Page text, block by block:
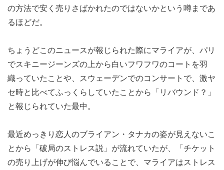
の方法で安く売りさばかれたのではないかという噂まであ
るほどだ。
ちょうどこのニュースが報じられた際にマライアが、パリ
でスキニージーンズの上から白いフワフワのコートを羽
織っていたことや、スウェーデンでのコンサートで、激ヤ
セ時と比べてふっくらしていたことから「リバウンド？」
と報じられていた最中。
最近めっきり恋人のブライアン・タナカの姿が見えないこ
とから「破局のストレス説」が流れていたが、「チケット
の売り上げが伸び悩んでいることで、マライアはストレス